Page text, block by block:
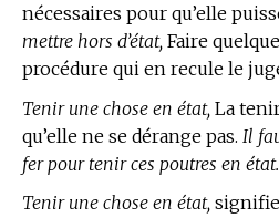
nécessaires pour qu’elle
mettre hors d’état, Faire
procédure qui en recule le
Tenir une chose en état, La
qu’elle ne se dérange pas. Il
fer pour tenir ces poutres en état.
Tenir une chose en état,